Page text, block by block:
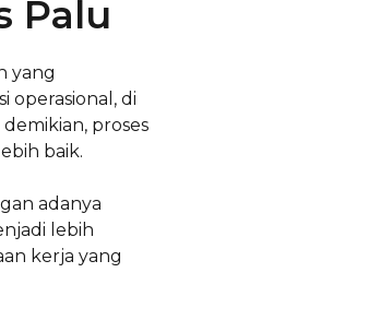
Palu
yang
operasional, di
proses
baik.
adanya
lebih
kerja yang